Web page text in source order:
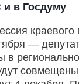
в Госдуму
краевого
—
в